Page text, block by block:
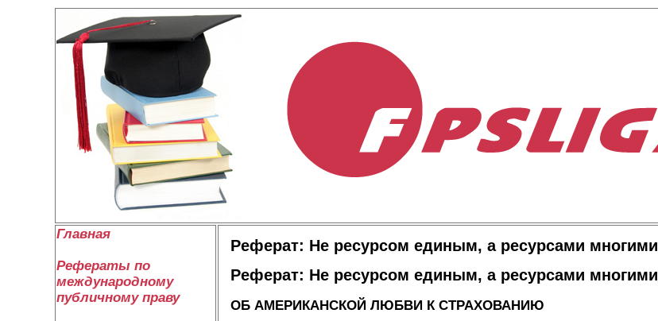
Главная
Рефераты по
международному
публичному праву
Реферат: Не ресурсом единым, а ресурсами многими
Реферат: Не ресурсом единым, а ресурсами многими
ОБ АМЕРИКАНСКОЙ ЛЮБВИ К СТРАХОВАНИЮ